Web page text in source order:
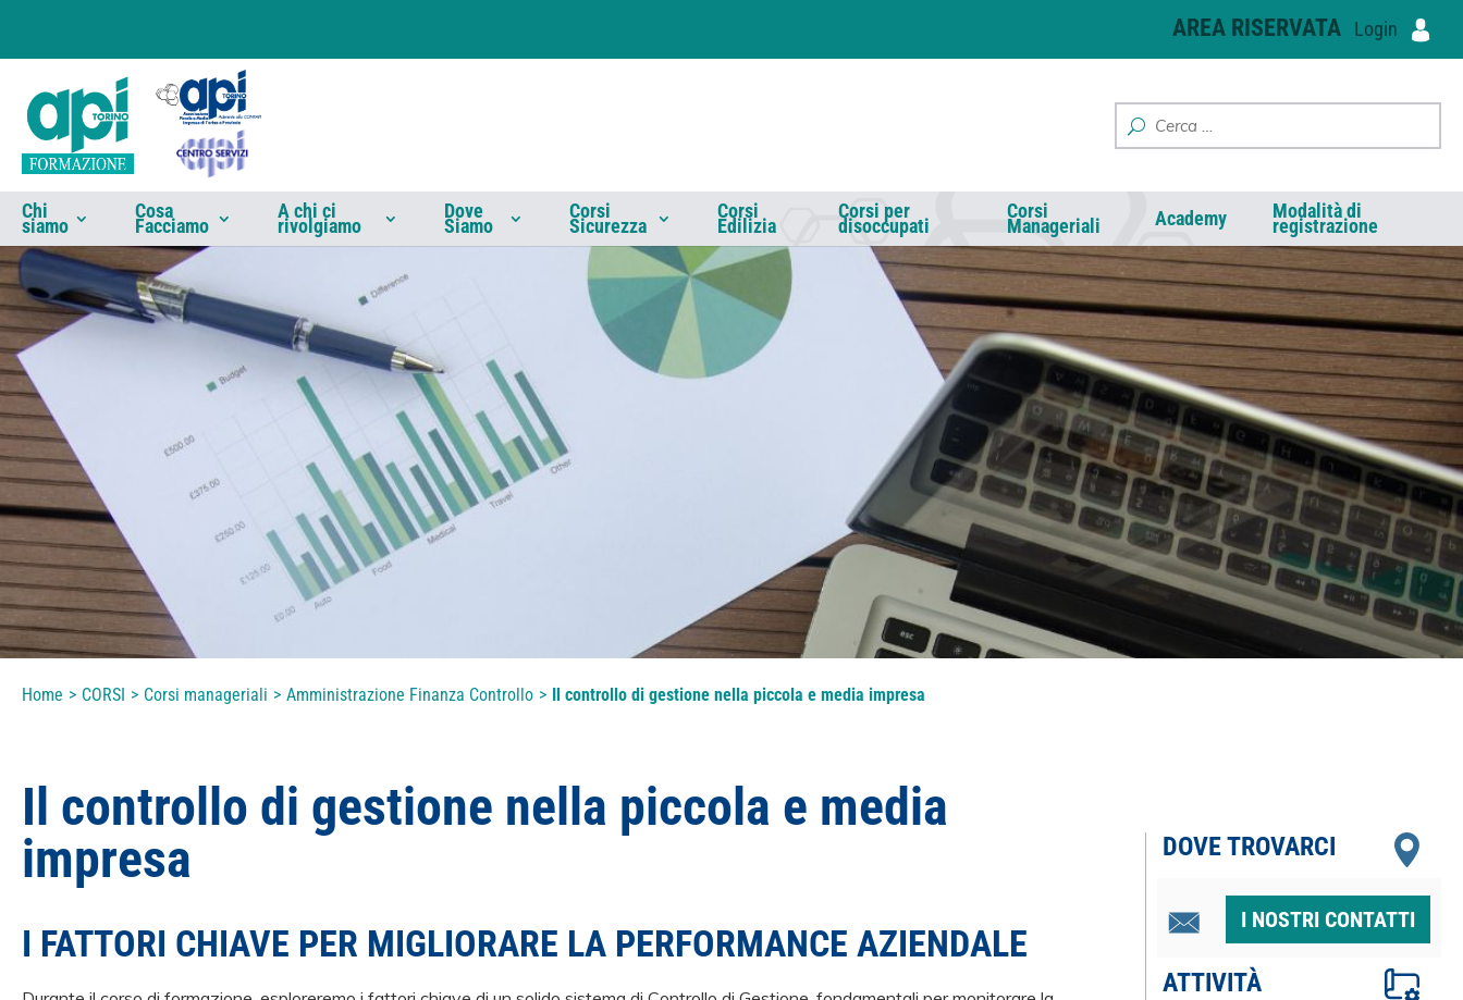
AREA RISERVATA Login
Chi
siamo
Cosa
Facciamo
A chi ci
rivolgiamo
Dove
Siamo
Corsi
Sicurezza
Corsi
Edilizia
Corsi per
disoccupati
Corsi
Manageriali Academy Modalità di
registrazione
Home > CORSI > Corsi manageriali > Amministrazione Finanza Controllo > Il controllo di gestione nella piccola e media impresa
Il controllo di gestione nella piccola e media
impresa
I FATTORI CHIAVE PER MIGLIORARE LA PERFORMANCE AZIENDALE
DOVE TROVARCI
I NOSTRI CONTATTI
ATTIVITÀ